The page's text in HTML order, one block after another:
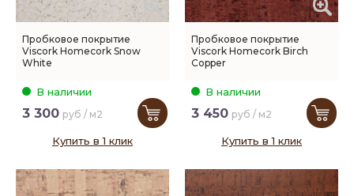
Пробковое покрытие
Viscork Homecork Snow
White
В наличии
3 300 руб / м2
Купить в 1 клик
Пробковое покрытие
Viscork Homecork Birch
Copper
В наличии
3 450 руб / м2
Купить в 1 клик